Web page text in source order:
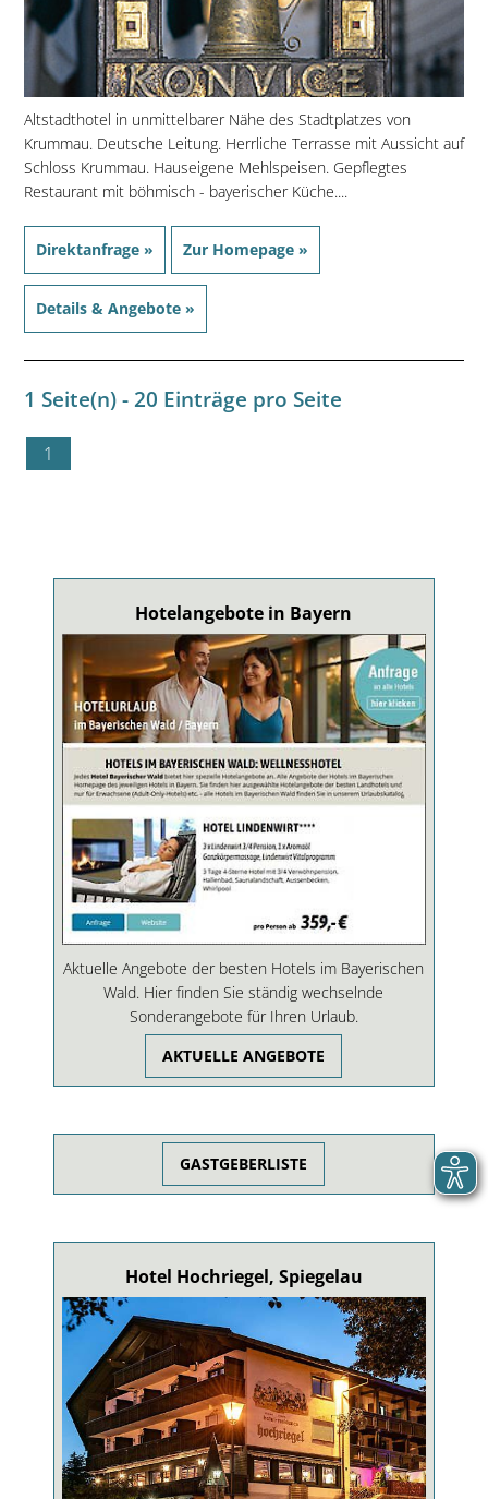
Altstadthotel in unmittelbarer Nähe des Stadtplatzes von
Krummau. Deutsche Leitung. Herrliche Terrasse mit Aussicht auf
Schloss Krummau. Hauseigene Mehlspeisen. Gepflegtes
Restaurant mit böhmisch - bayerischer Küche....
Direktanfrage » Zur Homepage »
Details & Angebote »
1 Seite(n) - 20 Einträge pro Seite
1
Hotelangebote in Bayern
Aktuelle Angebote der besten Hotels im Bayerischen
Wald. Hier finden Sie ständig wechselnde
Sonderangebote für Ihren Urlaub.
AKTUELLE ANGEBOTE
GASTGEBERLISTE
Hotel Hochriegel, Spiegelau